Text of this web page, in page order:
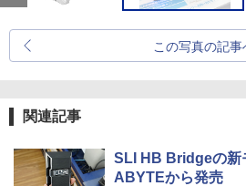
この写真の記事
関連記事
SLI HB Bridgeの新
ABYTEから発売